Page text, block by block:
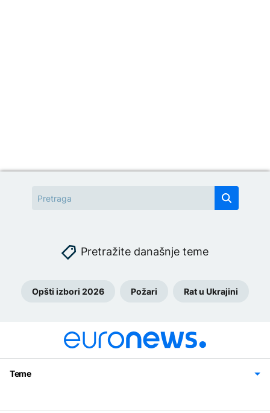
Pretražite današnje teme
Opšti izbori 2026 Požari Rat u Ukrajini
Teme